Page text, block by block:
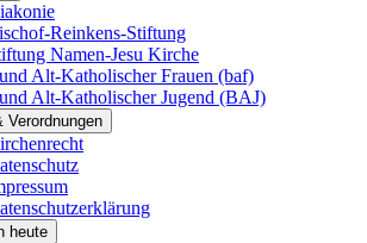
Reinkens-Stiftung
Namen-Jesu Kirche
Alt-Katholischer Frauen (baf)
Alt-Katholischer Jugend (BAJ)
Verordnungen
heute